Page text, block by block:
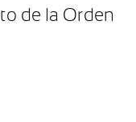
de la Orden